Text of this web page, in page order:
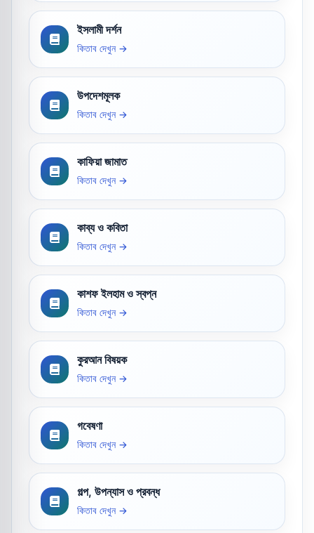
ইসলামী দর্শন
কিতাব দেখুন →
উপদেশমূলক
কিতাব দেখুন →
কাফিয়া জামাত
কিতাব দেখুন →
কাব্য ও কবিতা
কিতাব দেখুন →
কাশফ ইলহাম ও স্বপ্ন
কিতাব দেখুন →
কুরআন বিষয়ক
কিতাব দেখুন →
গবেষণা
কিতাব দেখুন →
গল্প, উপন্যাস ও প্রবন্ধ
কিতাব দেখুন →